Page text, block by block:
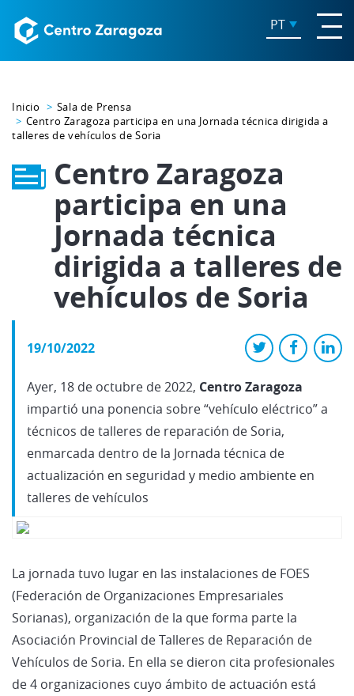
PT
Inicio
Sala de Prensa
Centro Zaragoza participa en una Jornada técnica dirigida a
talleres de vehículos de Soria
Centro Zaragoza
participa en una
Jornada técnica
dirigida a talleres de
vehículos de Soria
19/10/2022
Ayer, 18 de octubre de 2022, Centro Zaragoza
impartió una ponencia sobre “vehículo eléctrico” a
técnicos de talleres de reparación de Soria,
enmarcada dentro de la Jornada técnica de
actualización en seguridad y medio ambiente en
talleres de vehículos
La jornada tuvo lugar en las instalaciones de FOES
(Federación de Organizaciones Empresariales
Sorianas), organización de la que forma parte la
Asociación Provincial de Talleres de Reparación de
Vehículos de Soria. En ella se dieron cita profesionales
de 4 organizaciones cuyo ámbito de actuación está